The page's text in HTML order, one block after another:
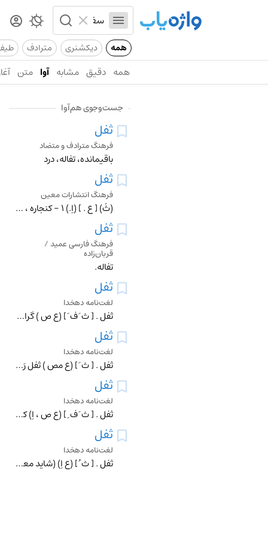
همه دیکشنری مترادف
همه دقیق مشابه آوا متن
جست‌وجوی هم‌آوا
ثفل
فرهنگ مترادف و متضاد
باقیمانده، تفاله، درد
ثفل
فرهنگ انتشارات معین
(ثُ) [ ع . ] (اِ.) 1 - کنجاره ، تفاله . 2 - آن چه از مایعی ته نشین شود. 3 - تیرگی شیر و روغن . 4 - آن چه از معده دفع شود.
ثفل
فرهنگ فارسی عمید /
قربان‌زاده
تفاله.
ثفل
لغت‌نامه دهخدا
ثفل . [ ث َ ف َ ] (ع ص ) گران رو، از شتر و جز آن .
ثفل
لغت‌نامه دهخدا
ثفل . [ ث َ ] (ع مص ) ثفل رَحی ؛ سفره گستردن زیر دست آس . || ثفل شی ٔ، پراکنده کردن آن به یک بار (از منتهی الارب ).
ثفل
لغت‌نامه دهخدا
ثفل . [ ث َ ف ِ ] (ع ص ، اِ) کسی که دُرد خورد. ثفل خوار.
ثفل
لغت‌نامه دهخدا
ثفل . [ ث ُ ] (ع اِ) (شاید معرب از تفاله ٔ فارسی ) تفاله . کنجاره . || لفاظة. || دردی . ته نشین آب و دواء و جز آن . ثافل . تیرگی شیر و روغن . درشت پس افتاده ٔ ا